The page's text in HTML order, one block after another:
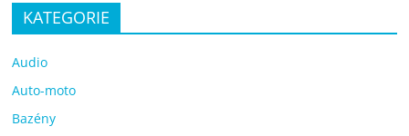
KATEGORIE
Audio
Auto-moto
Bazény